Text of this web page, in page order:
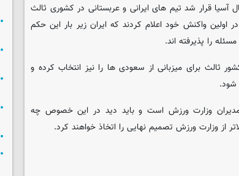
آسیا قرار شد تیم های ایرانی و عربستانی در کشوری ثالث
اولین واکنش خود اعلام کردند که ایران زیر بار این حکم
را پذیرفته اند.
ثالث برای میزبانی از سعودی ها را نیز انتخاب کرده و
شود.
مدیران وزارت ورزش است و باید دید در این خصوص چه
از وزارت ورزش تصمیم نهایی را اتخاذ خواهند کرد.